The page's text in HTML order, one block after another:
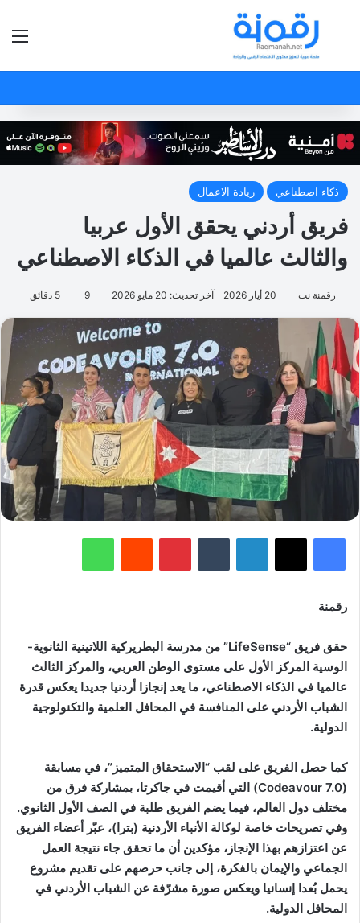
بحث عن
ذكاء اصطناعي ريادة الاعمال
فريق أردني يحقق الأول عربيا
والثالث عالميا في الذكاء الاصطناعي
رقمنة نت 20 أيار 2026 آخر تحديث: 20 مايو 2026 9
فيسبوك لينكدإن بينتيريست
رقمنة
حقق فريق “LifeSense” من مدرسة البطريركية اللاتينية الثانوية-
الوسية المركز الأول على مستوى الوطن العربي، والمركز الثالث
عالميا في الذكاء الاصطناعي، ما يعد إنجازا أردنيا جديدا يعكس قدرة
الشباب الأردني على المنافسة في المحافل العلمية والتكنولوجية
الدولية.
كما حصل الفريق على لقب “الاستحقاق المتميز”، في مسابقة
(Codeavour 7.0) التي أقيمت في جاكرتا، بمشاركة فرق من
مختلف دول العالم، فيما يضم الفريق طلبة في الصف الأول الثانوي.
وفي تصريحات خاصة لوكالة الأنباء الأردنية (بترا)، عبّر أعضاء الفريق
عن اعتزازهم بهذا الإنجاز، مؤكدين أن ما تحقق جاء نتيجة العمل
الجماعي والإيمان بالفكرة، إلى جانب حرصهم على تقديم مشروع
يحمل بُعدا إنسانيا ويعكس صورة مشرّفة عن الشباب الأردني في
المحافل الدولية.